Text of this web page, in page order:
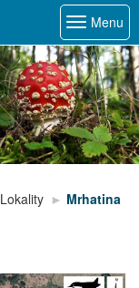
Menu
Lokality Mrhatina